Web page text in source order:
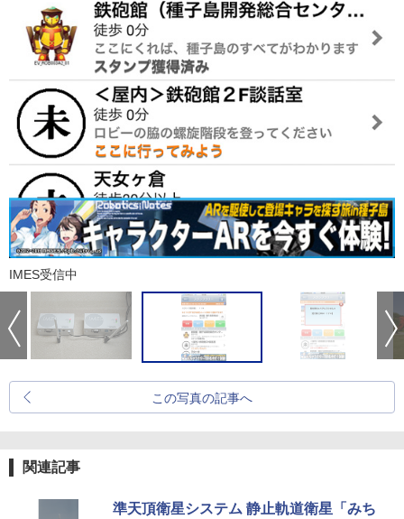
IMES受信中
この写真の記事へ
関連記事
準天頂衛星システム 静止軌道衛星「みち